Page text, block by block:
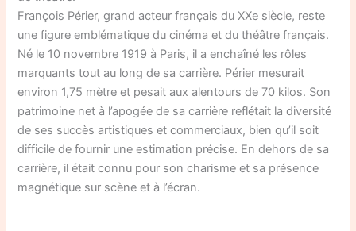
François Périer, grand acteur français du XXe siècle, reste
une figure emblématique du cinéma et du théâtre français.
Né le 10 novembre 1919 à Paris, il a enchaîné les rôles
marquants tout au long de sa carrière. Périer mesurait
environ 1,75 mètre et pesait aux alentours de 70 kilos. Son
patrimoine net à l’apogée de sa carrière reflétait la diversité
de ses succès artistiques et commerciaux, bien qu’il soit
difficile de fournir une estimation précise. En dehors de sa
carrière, il était connu pour son charisme et sa présence
magnétique sur scène et à l’écran.